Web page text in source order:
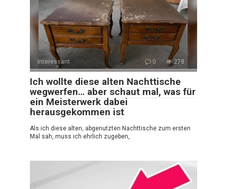
Interessant 0 278
Ich wollte diese alten Nachttische
wegwerfen… aber schaut mal, was für
ein Meisterwerk dabei
herausgekommen ist
Als ich diese alten, abgenutzten Nachttische zum ersten
Mal sah, muss ich ehrlich zugeben,